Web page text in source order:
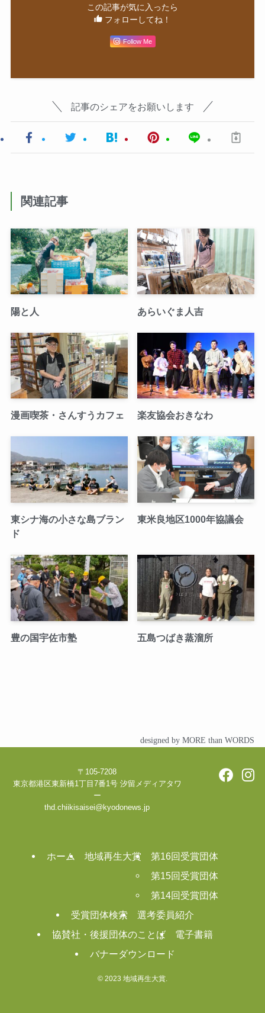
この記事が気に入ったら
フォローしてね！
Follow Me
記事のシェアをお願いします
関連記事
陽と人 あらいぐま人吉
漫画喫茶・さんすうカフェ 楽友協会おきなわ
東シナ海の小さな島ブラン
ド
東米良地区1000年協議会
豊の国宇佐市塾 五島つばき蒸溜所
designed by MORE than WORDS
〒105-7208
東京都港区東新橋1丁目7番1号 汐留メディアタワ
ー
thd.chiikisaisei@kyodonews.jp
ホーム 地域再生大賞
第16回受賞団体
第15回受賞団体
第14回受賞団体
受賞団体検索
選考委員紹介
協賛社・後援団体のことば
電子書籍
バナーダウンロード
© 2023 地域再生大賞.